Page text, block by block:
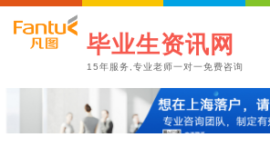
毕业生资讯网
15年服务,专业老师一对一免费咨询